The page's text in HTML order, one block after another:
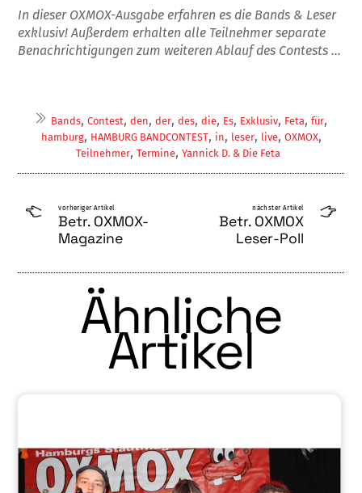
In dieser OXMOX-Ausgabe erfahren es die Bands & Leser
exklusiv! Außerdem erhalten alle Teilnehmer separate
Benachrichtigungen zum weiteren Ablauf des Contests …
Bands, Contest, den, der, des, die, Es, Exklusiv, Feta, für,
hamburg, HAMBURG BANDCONTEST, in, leser, live, OXMOX,
Teilnehmer,Termine,Yannick D. & Die Feta
vorheriger Artikel
Betr. OXMOX-
Magazine
nächster Artikel
Betr. OXMOX
Leser-Poll
Ähnliche
Artikel